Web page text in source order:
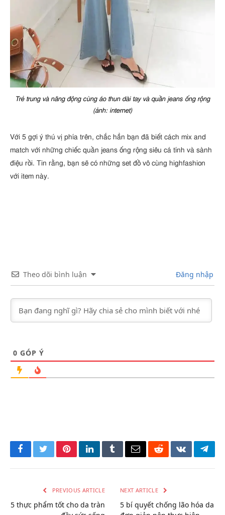
Trẻ trung và năng động cùng áo thun dài tay và quần jeans ống rộng
(ảnh: internet)
Với 5 gợi ý thú vị phía trên, chắc hẳn bạn đã biết cách mix and
match với những chiếc quần jeans ống rộng siêu cá tính và sành
điệu rồi. Tin rằng, bạn sẽ có những set đồ vô cùng highfashion
với item này.
Theo dõi bình luận Đăng nhập
0 GÓP Ý
FacebookTwitterPinterestLinkedInTumblrEmailRedditVKontakte
PREVIOUS ARTICLE
5 thực phẩm tốt cho da tràn
NEXT ARTICLE
5 bí quyết chống lão hóa da